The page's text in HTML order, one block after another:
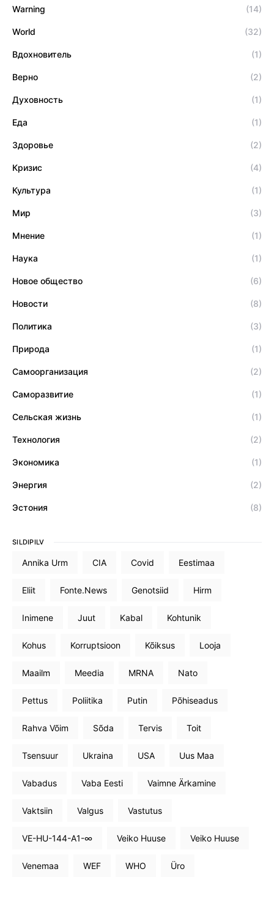
Warning (14)
World (32)
Вдохновитель (1)
Верно (2)
Духовность (1)
Еда (1)
Здоровье (2)
Кризис (4)
Культура (1)
Мир (3)
Мнение (1)
Наука (1)
Новое общество (6)
Новости (8)
Политика (3)
Природа (1)
Самоорганизация (2)
Саморазвитие (1)
Сельская жизнь (1)
Технология (2)
Экономика (1)
Энергия (2)
Эстония (8)
SILDIPILV
Annika Urm CIA Covid Eestimaa
Eliit Fonte.News Genotsiid Hirm
Inimene Juut Kabal Kohtunik
Kohus Korruptsioon Kõiksus Looja
Maailm Meedia MRNA Nato
Pettus Poliitika Putin Põhiseadus
Rahva Võim Sõda Tervis Toit
Tsensuur Ukraina USA Uus Maa
Vabadus Vaba Eesti Vaimne Ärkamine
Vaktsiin Valgus Vastutus
VE-HU-144-A1-∞ Veiko Huuse Veiko Huuse
Venemaa WEF WHO Üro